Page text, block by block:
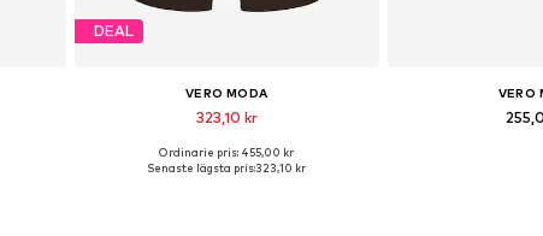
DEAL
VERO MODA
323,10 kr
Tillgänglig i många storlekar
Ordinarie pris: 455,00 kr
Senaste lägsta pris:323,10 kr
VERO